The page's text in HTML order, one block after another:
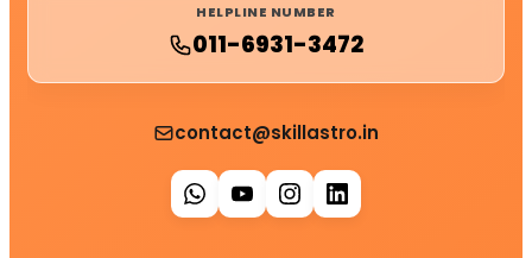
HELPLINE NUMBER
011-6931-3472
contact@skillastro.in